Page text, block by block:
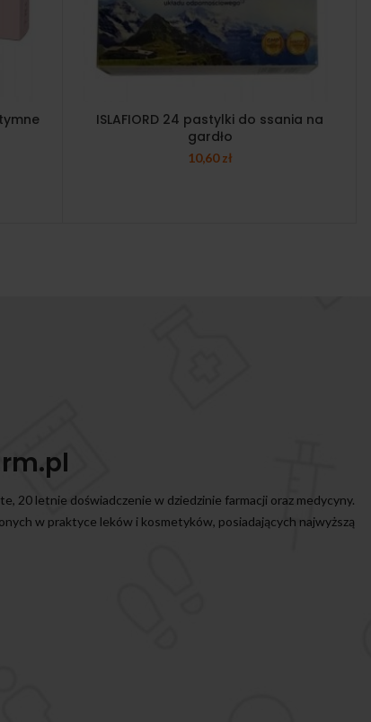
ISLAFIORD 24 pastylki do ssania na
gardło
10,60zł
20 letnie doświadczenie w dziedzinie farmacji oraz medycyny.
w praktyce leków i kosmetyków, posiadających najwyższą